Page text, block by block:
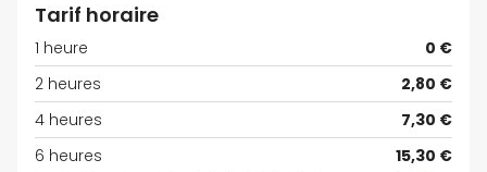
Tarif horaire
1 heure
0 €
2 heures
2,80 €
4 heures
7,30 €
6 heures
15,30 €